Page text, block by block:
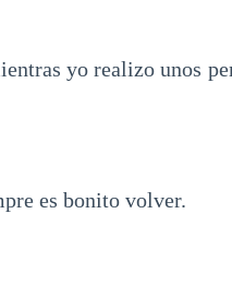
yo realizo unos
es bonito volver.